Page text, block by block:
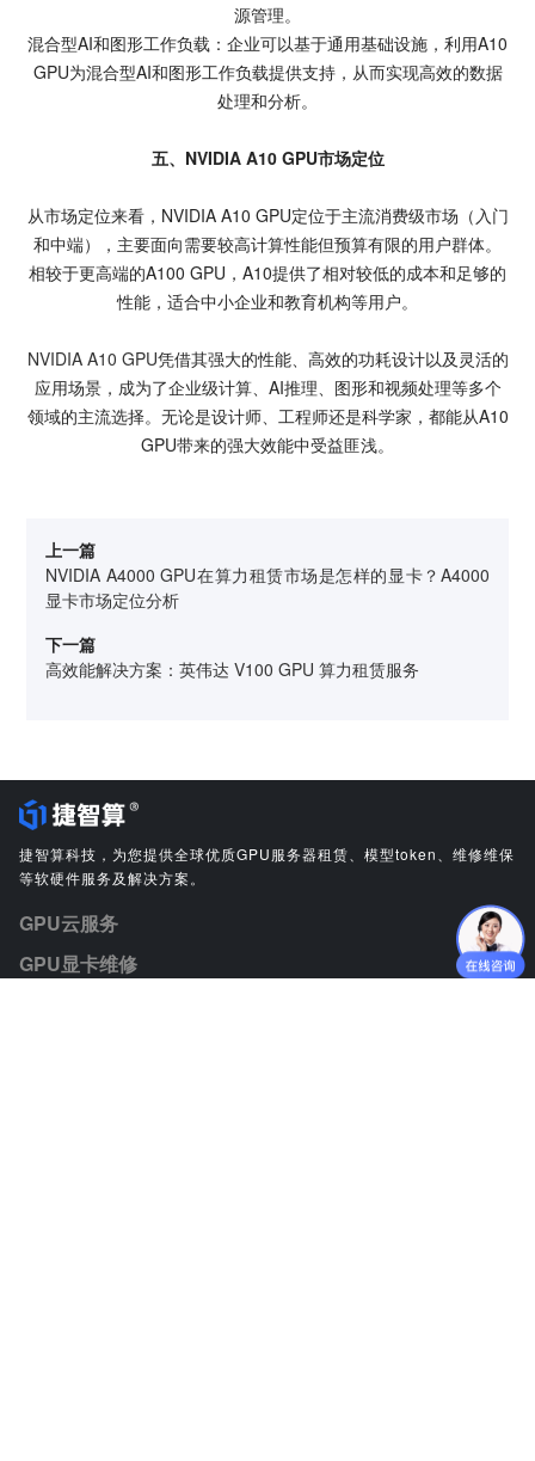
源管理。
混合型AI和图形工作负载：企业可以基于通用基础设施，利用A10
GPU为混合型AI和图形工作负载提供支持，从而实现高效的数据
处理和分析。
五、NVIDIA A10 GPU市场定位
从市场定位来看，NVIDIA A10 GPU定位于主流消费级市场（入门
和中端），主要面向需要较高计算性能但预算有限的用户群体。
相较于更高端的A100 GPU，A10提供了相对较低的成本和足够的
性能，适合中小企业和教育机构等用户。
NVIDIA A10 GPU凭借其强大的性能、高效的功耗设计以及灵活的
应用场景，成为了企业级计算、AI推理、图形和视频处理等多个
领域的主流选择。无论是设计师、工程师还是科学家，都能从A10
GPU带来的强大效能中受益匪浅。
上一篇
NVIDIA A4000 GPU在算力租赁市场是怎样的显卡？A4000
显卡市场定位分析
下一篇
高效能解决方案：英伟达 V100 GPU 算力租赁服务
捷智算科技，为您提供全球优质GPU服务器租赁、模型token、维修维保
等软硬件服务及解决方案。
GPU云服务
GPU显卡维修